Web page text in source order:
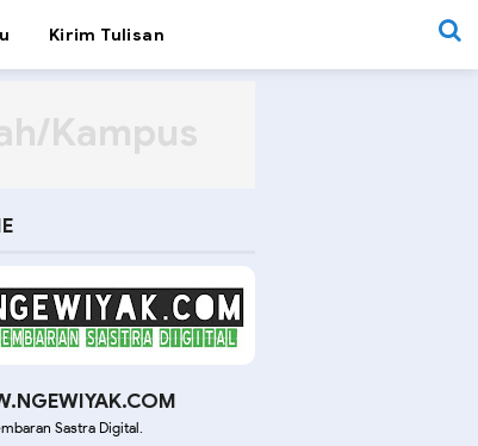
Kirim Tulisan
Kampus
Sastra Digital.